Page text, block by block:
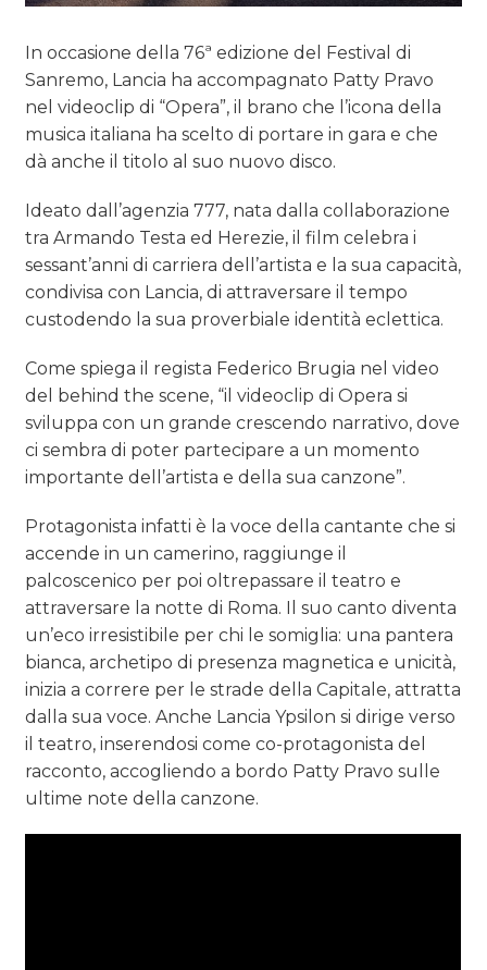
In occasione della 76ª edizione del Festival di
Sanremo, Lancia ha accompagnato Patty Pravo
nel videoclip di “Opera”, il brano che l’icona della
musica italiana ha scelto di portare in gara e che
dà anche il titolo al suo nuovo disco.
Ideato dall’agenzia 777, nata dalla collaborazione
tra Armando Testa ed Herezie, il film celebra i
sessant’anni di carriera dell’artista e la sua capacità,
condivisa con Lancia, di attraversare il tempo
custodendo la sua proverbiale identità eclettica.
Come spiega il regista Federico Brugia nel video
del behind the scene, “il videoclip di Opera si
sviluppa con un grande crescendo narrativo, dove
ci sembra di poter partecipare a un momento
importante dell’artista e della sua canzone”.
Protagonista infatti è la voce della cantante che si
accende in un camerino, raggiunge il
palcoscenico per poi oltrepassare il teatro e
attraversare la notte di Roma. Il suo canto diventa
un’eco irresistibile per chi le somiglia: una pantera
bianca, archetipo di presenza magnetica e unicità,
inizia a correre per le strade della Capitale, attratta
dalla sua voce. Anche Lancia Ypsilon si dirige verso
il teatro, inserendosi come co-protagonista del
racconto, accogliendo a bordo Patty Pravo sulle
ultime note della canzone.